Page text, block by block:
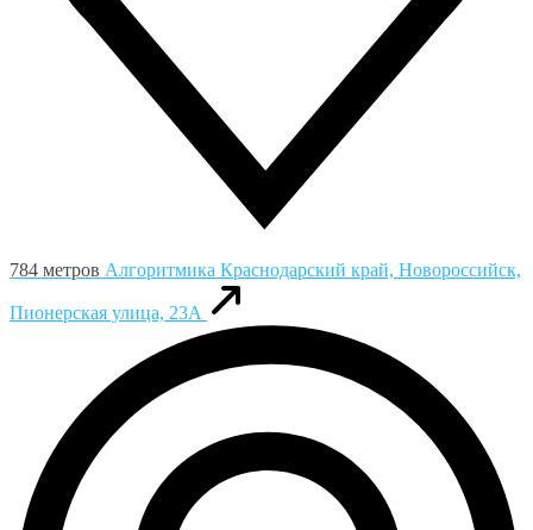
784 метров Алгоритмика Краснодарский край, Новороссийск,
Пионерская улица, 23А